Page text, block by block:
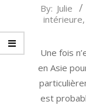
2024-
01-
By: Julie
intérieure,
Une fois
en Asie
est